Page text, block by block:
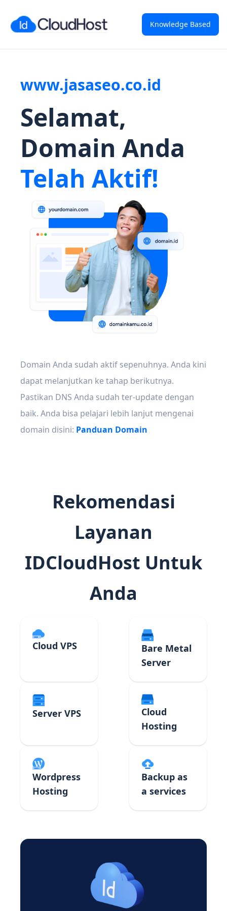
Knowledge Based
www.jasaseo.co.id
Selamat,
Domain Anda
Telah Aktif!
Domain Anda sudah aktif sepenuhnya. Anda kini
dapat melanjutkan ke tahap berikutnya.
Pastikan DNS Anda sudah ter-update dengan
baik. Anda bisa pelajari lebih lanjut mengenai
domain disini: Panduan Domain
Rekomendasi
Layanan
IDCloudHost Untuk
Anda
Cloud VPS
Bare Metal
Server
Server VPS
Cloud
Hosting
Wordpress
Hosting
Backup as
a services